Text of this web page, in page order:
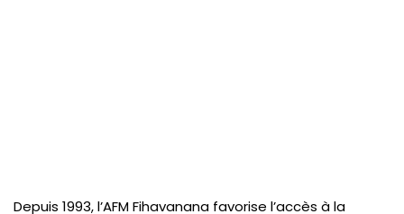
Depuis 1993, l’AFM Fihavanana favorise l’accès à la